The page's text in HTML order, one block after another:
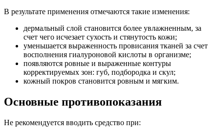
В результате применения отмечаются такие изменения:
дермальный слой становится более увлажненным, за
счет чего исчезает сухость и стянутость кожи;
уменьшается выраженность провисания тканей за счет
восполнения гиалуроновой кислоты в организме;
появляются ровные и выраженные контуры
корректируемых зон: губ, подбородка и скул;
кожный покров становится ровным и мягким.
Основные противопоказания
Не рекомендуется вводить средство при: